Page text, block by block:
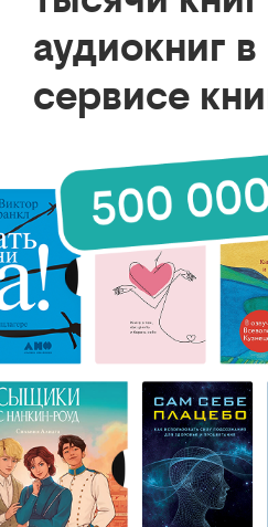
аудиокниг в
сервисе